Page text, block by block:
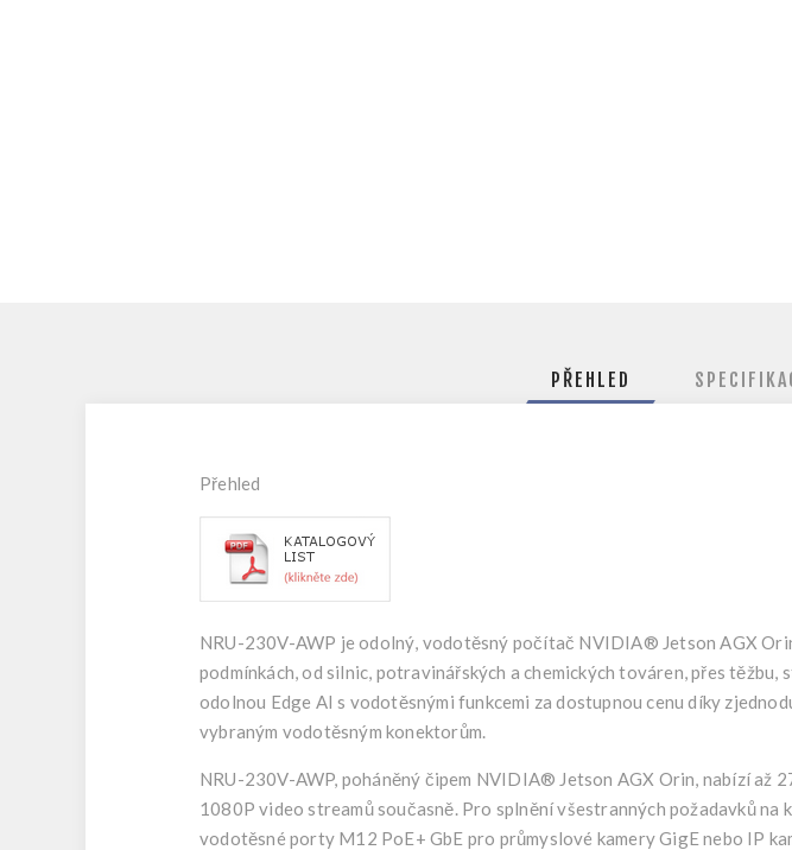
PŘEHLED
Přehled
NRU-230V-AWP je odolný, vodotěsný počítač NVIDIA® Jetson AGX
podmínkách, od silnic, potravinářských a chemických továren, přes
odolnou Edge AI s vodotěsnými funkcemi za dostupnou cenu díky
vybraným vodotěsným konektorům.
NRU-230V-AWP, poháněný čipem NVIDIA® Jetson AGX Orin, nabízí až
1080P video streamů současně. Pro splnění všestranných požadavků
vodotěsné porty M12 PoE+ GbE pro průmyslové kamery GigE nebo IP